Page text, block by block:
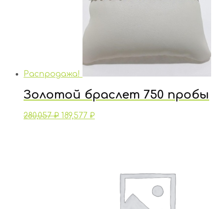
Распродажа!
Золотой браслет 750 пробы
280,057₽ 189,577 ₽